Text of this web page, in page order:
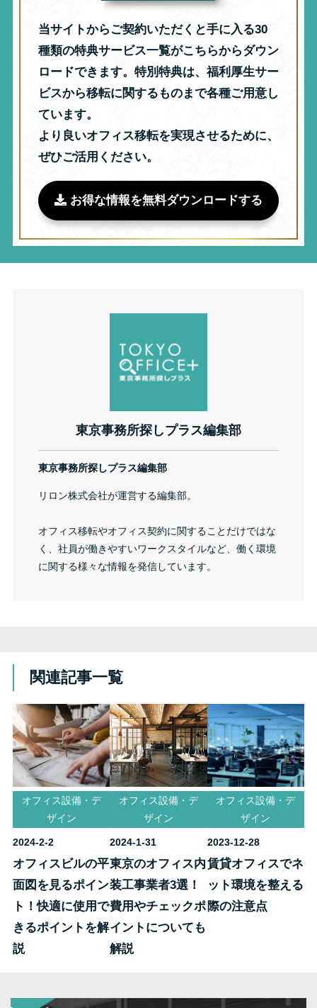
当サイトからご契約いただくと手に入る30
種類の特典サービス一覧がこちらからダウン
ロードできます。特別特典は、福利厚生サー
ビスから移転に関するものまで各種ご用意し
ています。
より良いオフィス移転を実現させるために、
ぜひご活用ください。
お得な情報を無料ダウンロードする
東京事務所探しプラス編集部
東京事務所探しプラス編集部
リロン株式会社が運営する編集部。
オフィス移転やオフィス契約に関することだけではな
く、社員が働きやすいワークスタイルなど、働く環境
に関する様々な情報を発信しています。
関連記事一覧
オフィス設備・デ
ザイン
2024-2-2
オフィスビルの平
面図を見るポイン
ト！快適に使用で
きるポイントを解
説
オフィス設備・デ
ザイン
2024-1-31
東京のオフィス内
装工事業者3選！
費用やチェックポ
イントについても
解説
オフィス設備・デ
ザイン
2023-12-28
賃貸オフィスでネ
ット環境を整える
際の注意点